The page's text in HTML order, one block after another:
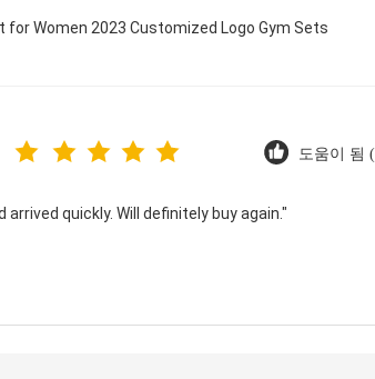
Women 2023 Customized Logo Gym Sets
도움이 됨
quickly. Will definitely buy again."